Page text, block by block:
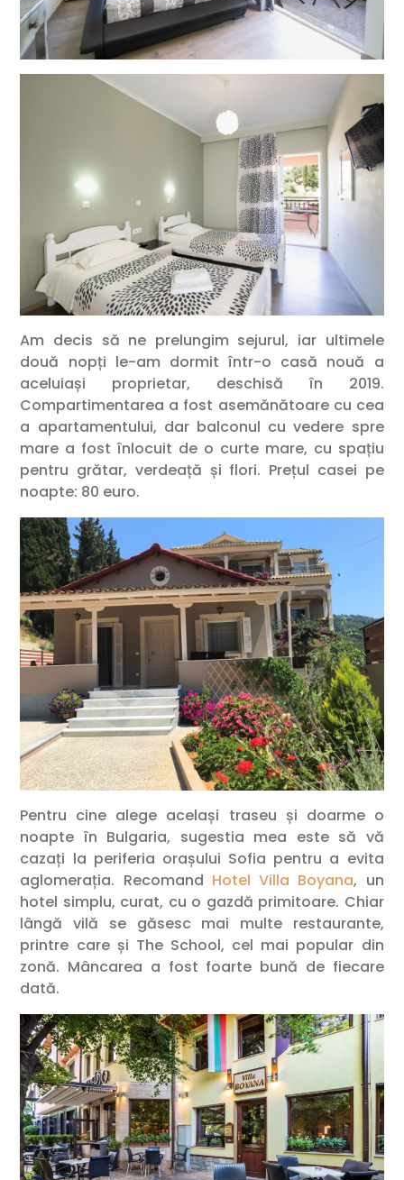
Am decis să ne prelungim sejurul, iar ultimele
două nopți le-am dormit într-o casă nouă a
aceluiași proprietar, deschisă în 2019.
Compartimentarea a fost asemănătoare cu cea
a apartamentului, dar balconul cu vedere spre
mare a fost înlocuit de o curte mare, cu spațiu
pentru grătar, verdeață și flori. Prețul casei pe
noapte: 80 euro.
Pentru cine alege același traseu și doarme o
noapte în Bulgaria, sugestia mea este să vă
cazați la periferia orașului Sofia pentru a evita
aglomerația. Recomand Hotel Villa Boyana, un
hotel simplu, curat, cu o gazdă primitoare. Chiar
lângă vilă se găsesc mai multe restaurante,
printre care și The School, cel mai popular din
zonă. Mâncarea a fost foarte bună de fiecare
dată.